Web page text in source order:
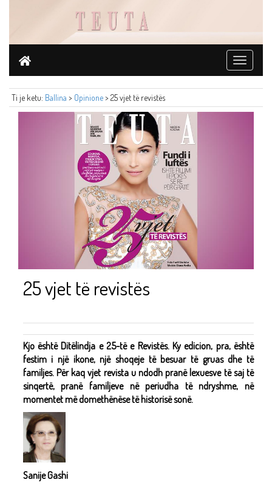
Toggle
Ti je ketu: Ballina > Opinione> 25 vjet të revistës
25 vjet të revistës
Kjo është Ditëlindja e 25-të e Revistës. Ky edicion, pra, është
festim i një ikone, një shoqeje të besuar të gruas dhe të
familjes. Për kaq vjet revista u ndodh pranë lexuesve të saj të
sinqertë, pranë familjeve në periudha të ndryshme, në
momentet më domethënëse të historisë sonë.
Sanije Gashi